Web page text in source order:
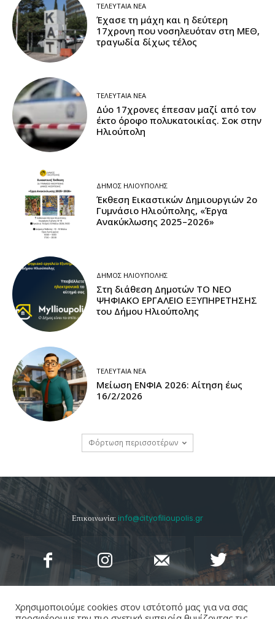
ΤΕΛΕΥΤΑΊΑ ΝΈΑ
Έχασε τη μάχη και η δεύτερη
17χρονη που νοσηλευόταν στη ΜΕΘ,
τραγωδία δίχως τέλος
ΤΕΛΕΥΤΑΊΑ ΝΈΑ
Δύο 17χρονες έπεσαν μαζί από τον
έκτο όροφο πολυκατοικίας. Σοκ στην
Ηλιούπολη
ΔΉΜΟΣ ΗΛΙΟΎΠΟΛΗΣ
Έκθεση Εικαστικών Δημιουργιών 2ο
Γυμνάσιο Ηλιούπολης, «Έργα
Ανακύκλωσης 2025–2026»
ΔΉΜΟΣ ΗΛΙΟΎΠΟΛΗΣ
Στη διάθεση Δημοτών ΤΟ ΝΕΟ
ΨΗΦΙΑΚΟ ΕΡΓΑΛΕΙΟ ΕΞΥΠΗΡΕΤΗΣΗΣ
του Δήμου Ηλιούπολης
ΤΕΛΕΥΤΑΊΑ ΝΈΑ
Μείωση ΕΝΦΙΑ 2026: Αίτηση έως
16/2/2026
Φόρτωση περισσοτέρων
Επικοινωνία: info@cityofilioupolis.gr
Χρησιμοποιούμε cookies στον ιστότοπό μας για να σας